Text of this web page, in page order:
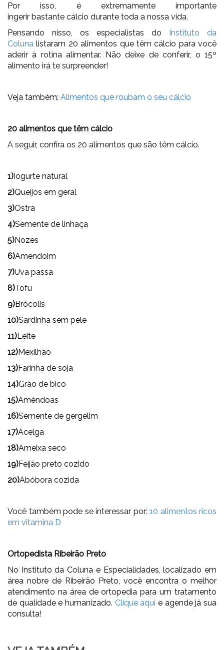
Por isso, é extremamente importante
ingerir bastante cálcio durante toda a nossa vida.
Pensando nisso, os especialistas do Instituto da
Coluna listaram 20 alimentos que têm cálcio para você
aderir à rotina alimentar. Não deixe de conferir, o 15º
alimento irá te surpreender!
Veja também: Alimentos que roubam o seu cálcio
20 alimentos que têm cálcio
A seguir, confira os 20 alimentos que são têm cálcio.
1)Iogurte natural
2)Queijos em geral
3)Ostra
4)Semente de linhaça
5)Nozes
6)Amendoim
7)Uva passa
8)Tofu
9)Brócolis
10)Sardinha sem pele
11)Leite
12)Mexilhão
13)Farinha de soja
14)Grão de bico
15)Amêndoas
16)Semente de gergelim
17)Acelga
18)Ameixa seco
19)Feijão preto cozido
20)Abóbora cozida
Você também pode se interessar por: 10 alimentos ricos
em vitamina D
Ortopedista Ribeirão Preto
No Instituto da Coluna e Especialidades, localizado em
área nobre de Ribeirão Preto, você encontra o melhor
atendimento na área de ortopedia para um tratamento
de qualidade e humanizado. Clique aqui e agende já sua
consulta!